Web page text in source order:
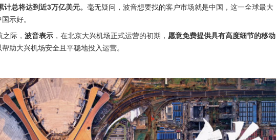
总将达到近3万亿美元。 毫无疑问，波音想要找的客户市场就是中国，这一全球最大
示好。
际， 波音表示 ，在北京大兴机场正式运营的初期， 愿意免费提供具有高度细节的移动
助大兴机场安全且平稳地投入运营。